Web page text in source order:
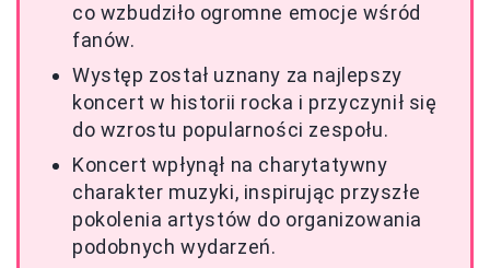
co wzbudziło ogromne emocje wśród
fanów.
Występ został uznany za najlepszy
koncert w historii rocka i przyczynił się
do wzrostu popularności zespołu.
Koncert wpłynął na charytatywny
charakter muzyki, inspirując przyszłe
pokolenia artystów do organizowania
podobnych wydarzeń.